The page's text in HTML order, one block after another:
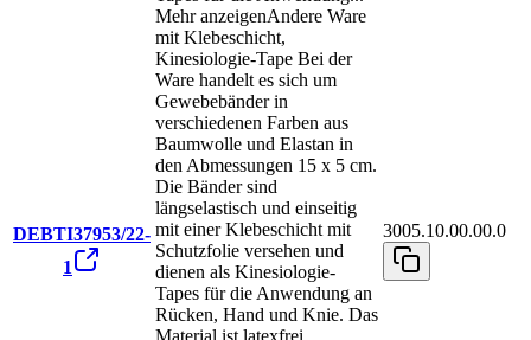
DEBTI37953/22-
1
Mehr anzeigenAndere Ware
mit Klebeschicht,
Kinesiologie-Tape Bei der
Ware handelt es sich um
Gewebebänder in
verschiedenen Farben aus
Baumwolle und Elastan in
den Abmessungen 15 x 5 cm.
Die Bänder sind
längselastisch und einseitig
mit einer Klebeschicht mit
Schutzfolie versehen und
dienen als Kinesiologie-
Tapes für die Anwendung an
Rücken, Hand und Knie. Das
Material ist latexfrei,
3005.10.00.00.0